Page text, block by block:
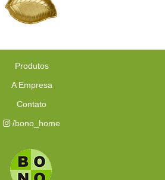
Produtos
A Empresa
Contato
/bono_home